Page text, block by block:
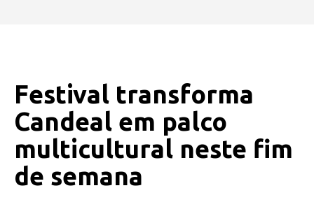
Festival transforma
Candeal em palco
multicultural neste fim
de semana